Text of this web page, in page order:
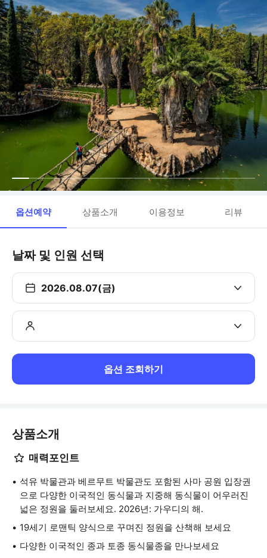
옵션예약 상품소개 이용정보 리뷰
날짜 및 인원 선택
2026.08.07(금)
옵션 조회하기
상품소개
매력포인트
석유 박물관과 베르무트 박물관도 포함된 사마 공원 입장권
으로 다양한 이국적인 동식물과 지중해 동식물이 어우러진
넓은 정원을 둘러보세요. 2026년: 가우디의 해.
19세기 로맨틱 양식으로 꾸며진 정원을 산책해 보세요
다양한 이국적인 종과 토종 동식물종을 만나보세요